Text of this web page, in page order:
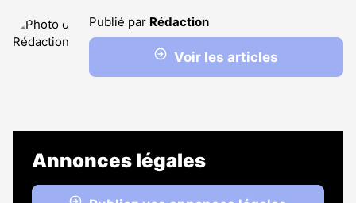
Publié par Rédaction
Voir les articles
Annonces légales